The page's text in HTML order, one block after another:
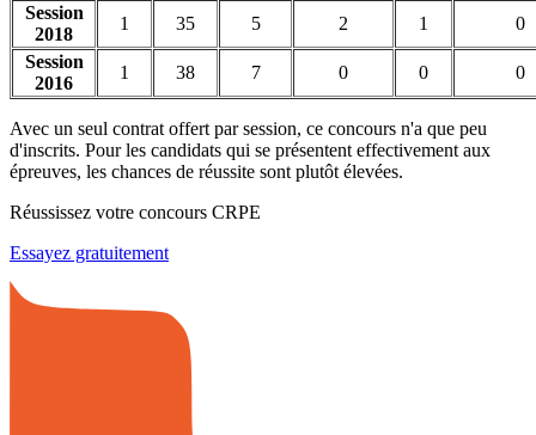
Session
2018
1 35 5 2 1
0
Session
2016
1 38 7 0 0 0
Avec un seul contrat offert par session, ce concours n'a que peu
d'inscrits. Pour les candidats qui se présentent effectivement aux
épreuves, les chances de réussite sont plutôt élevées.
Réussissez votre concours CRPE
Essayez gratuitement